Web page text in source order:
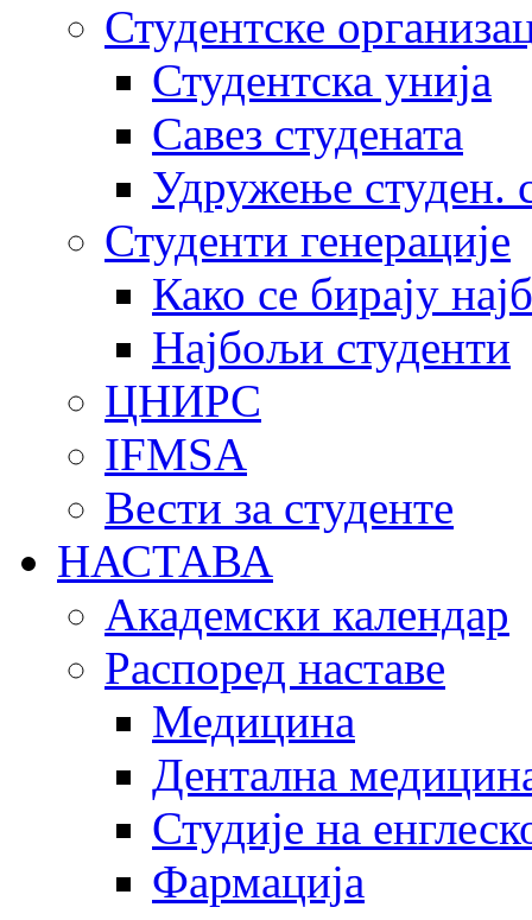
Студентске
Студентска унија
Савез студената
Удружење студен.
Студенти генерације
Како се бирају
Најбољи студенти
ЦНИРС
IFMSA
Вести за студенте
НАСТАВА
Академски календар
Распоред наставе
Медицина
Дентална
Студије на
Фармација